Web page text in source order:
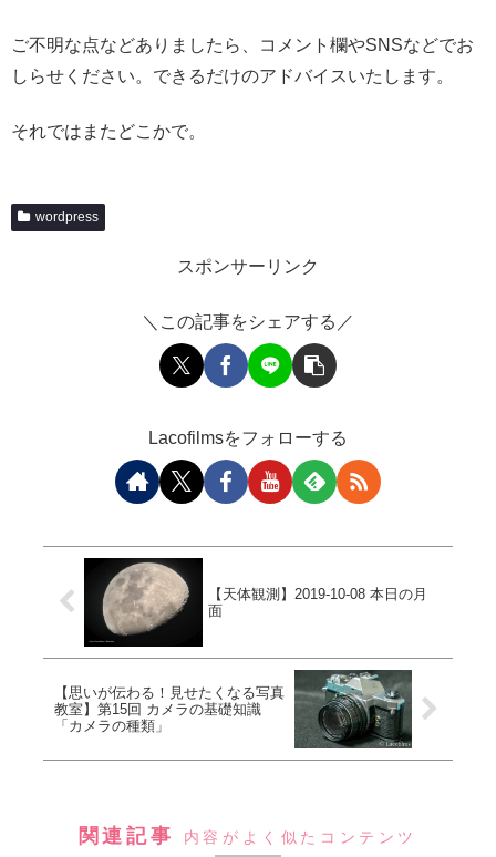
ご不明な点などありましたら、コメント欄やSNSなどでお
しらせください。できるだけのアドバイスいたします。
それではまたどこかで。
wordpress
スポンサーリンク
＼この記事をシェアする／
Lacofilmsをフォローする
【天体観測】2019-10-08 本日の月
面
【思いが伝わる！見せたくなる写真
教室】第15回 カメラの基礎知識
「カメラの種類」
関連記事 内容がよく似たコンテンツ